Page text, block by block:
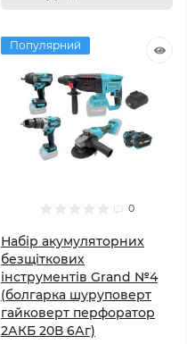
Популярний
0
Набір акумуляторних
безщіткових
інструментів Grand №4
(болгарка шуруповерт
гайковерт перфоратор
2АКБ 20В 6Аг)